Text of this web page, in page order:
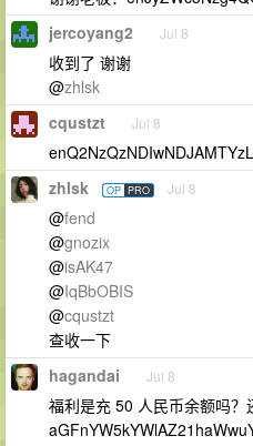
jercoyang2 Jul 8
收到了 谢谢
@zhlsk
cqustzt Jul 8
zhlsk OP PRO Jul 8
@fend
@gnozix
@isAK47
@IqBbOBIS
@cqustzt
查收一下
hagandai Jul 8
福利是充 50 人民币余额吗？